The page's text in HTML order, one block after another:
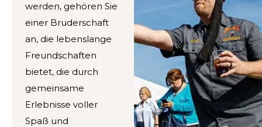
UNSERE PHILANTHROPIE
FÜHRUNG
werden, gehören Sie
einer Bruderschaft
an, die lebenslange
Freundschaften
bietet, die durch
gemeinsame
Erlebnisse voller
Spaß und